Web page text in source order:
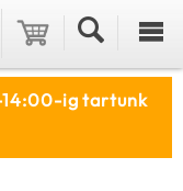
14:00-ig tartunk